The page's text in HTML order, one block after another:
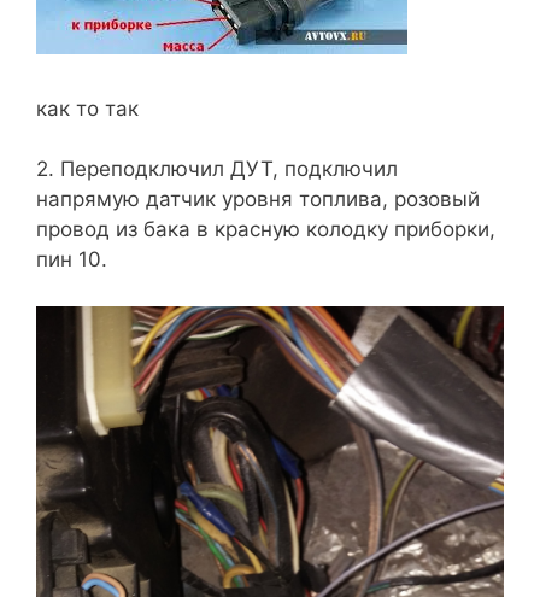
как то так
2. Переподключил ДУТ, подключил
напрямую датчик уровня топлива, розовый
провод из бака в красную колодку приборки,
пин 10.